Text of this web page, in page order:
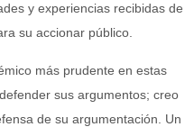
y experiencias recibidas de
su accionar público.
más prudente en estas
sus argumentos; creo
de su argumentación. Un